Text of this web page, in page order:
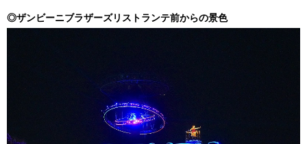
◎ザンビーニブラザーズリストランテ前からの景色